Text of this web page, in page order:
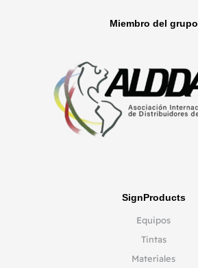
Miembro del grupo
SignProducts
Equipos
Tintas
Materiales